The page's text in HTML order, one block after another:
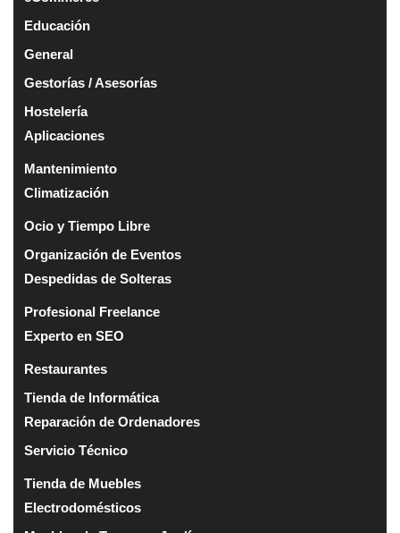
Educación
General
Gestorías / Asesorías
Hostelería
Aplicaciones
Mantenimiento
Climatización
Ocio y Tiempo Libre
Organización de Eventos
Despedidas de Solteras
Profesional Freelance
Experto en SEO
Restaurantes
Tienda de Informática
Reparación de Ordenadores
Servicio Técnico
Tienda de Muebles
Electrodomésticos